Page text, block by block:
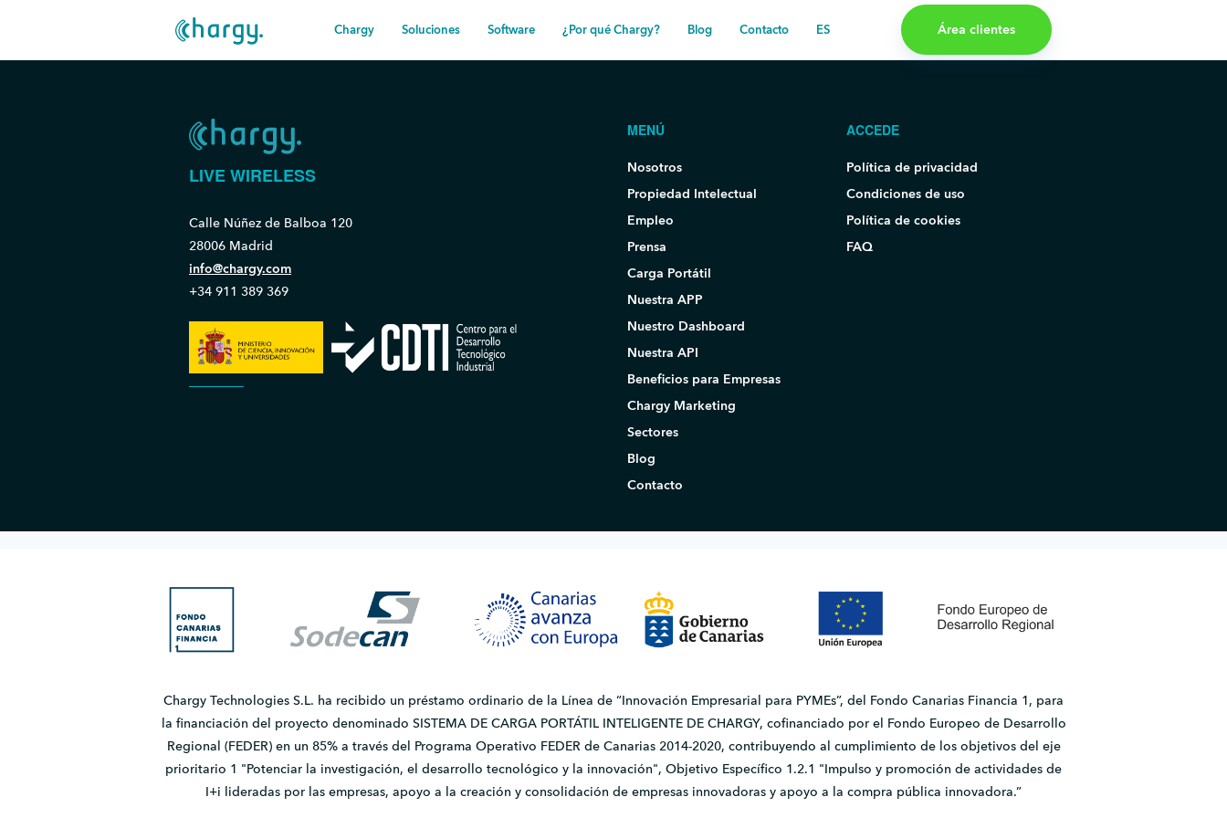
Chargy Soluciones Software ¿Por qué Chargy? Blog Contacto ES Área clientes
LIVE WIRELESS
Calle Núñez de Balboa 120
28006 Madrid
info@chargy.com
+34 911 389 369
MENÚ
Nosotros
Propiedad Intelectual
Empleo
Prensa
Carga Portátil
Nuestra APP
Nuestro Dashboard
Nuestra API
Beneficios para Empresas
Chargy Marketing
Sectores
Blog
Contacto
ACCEDE
Política de privacidad
Condiciones de uso
Política de cookies
FAQ
Chargy Technologies S.L. ha recibido un préstamo ordinario de la Línea de “Innovación Empresarial para PYMEs”, del Fondo Canarias Financia 1, para
la financiación del proyecto denominado SISTEMA DE CARGA PORTÁTIL INTELIGENTE DE CHARGY, cofinanciado por el Fondo Europeo de Desarrollo
Regional (FEDER) en un 85% a través del Programa Operativo FEDER de Canarias 2014-2020, contribuyendo al cumplimiento de los objetivos del eje
prioritario 1 "Potenciar la investigación, el desarrollo tecnológico y la innovación", Objetivo Específico 1.2.1 "Impulso y promoción de actividades de
I+i lideradas por las empresas, apoyo a la creación y consolidación de empresas innovadoras y apoyo a la compra pública innovadora.”